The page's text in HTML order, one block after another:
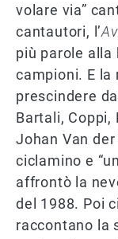
volare via”
cantautori, l’
più parole alla
campioni. E la
prescindere
Bartali, Coppi,
Johan Van
ciclamino e
affrontò la
del 1988. Poi
raccontano la